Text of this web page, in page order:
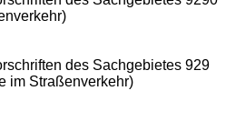
des Sachgebietes 929
im Straßenverkehr)